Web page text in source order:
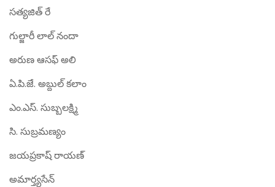
సత్యజిత్ రే
గుల్జారీ లాల్ నందా
అరుణ ఆసఫ్ అలి
ఏ.పి.జే. అబ్దుల్ కలాం
ఎం.ఎస్. సుబ్బలక్ష్మి
సి. సుబ్రమణ్యం
జయప్రకాష్ రాయణ్
అమార్త్యసేన్